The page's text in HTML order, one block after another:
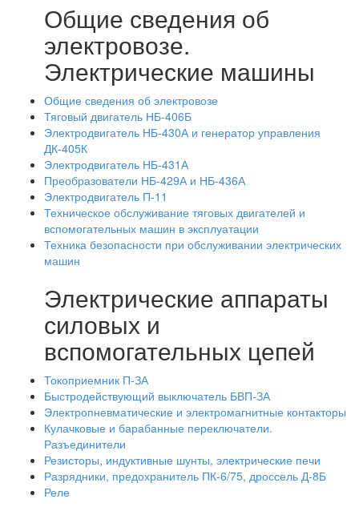
Общие сведения об
электровозе.
Электрические машины
Общие сведения об электровозе
Тяговый двигатель НБ-406Б
Электродвигатель НБ-430А и генератор управления
ДК-405К
Электродвигатель НБ-431А
Преобразователи НБ-429А и НБ-436А
Электродвигатель П-11
Техническое обслуживание тяговых двигателей и
вспомогательных машин в эксплуатации
Техника безопасности при обслуживании электрических
машин
Электрические аппараты
силовых и
вспомогательных цепей
Токоприемник П-ЗА
Быстродействующий выключатель БВП-ЗА
Электропневматические и электромагнитные контакторы
Кулачковые и барабанные переключатели.
Разъединители
Резисторы, индуктивные шунты, электрические печи
Разрядники, предохранитель ПК-6/75, дроссель Д-8Б
Реле